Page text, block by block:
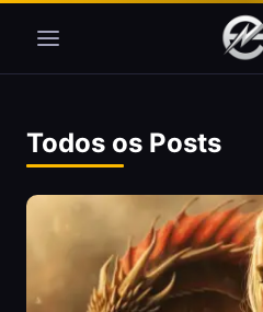
Todos os Posts